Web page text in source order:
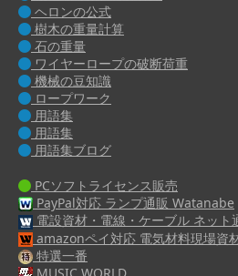
ヘロンの公式
樹木の重量計算
石の重量
ワイヤーロープの破断荷重
機械の豆知識
ロープワーク
用語集
用語集
用語集ブログ
PCソフトライセンス販売
PayPal対応 ランプ通販 Watanabe
電設資材・電線・ケーブル ネッ
amazonペイ対応 電気材料現場資
特選一番